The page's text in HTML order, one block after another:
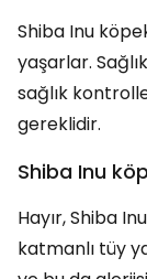
Shiba Inu
yaşarlar.
sağlık
gereklidir.
Shiba Inu
Hayır, Shiba
katmanlı tüy